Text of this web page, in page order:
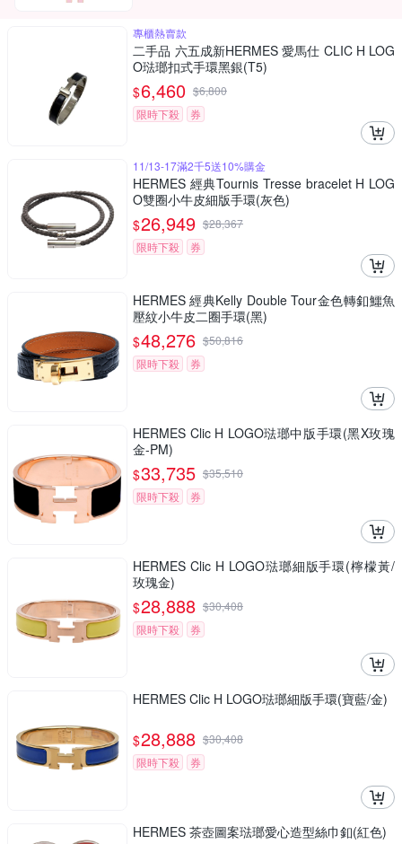
專櫃熱賣款
二手品 六五成新HERMES 愛馬仕 CLIC H LOG
O琺瑯扣式手環黑銀(T5)
$6,460 $6,800
限時下殺
券
11/13-17滿2千5送10%購金
HERMES 經典Tournis Tresse bracelet H LOG
O雙圈小牛皮細版手環(灰色)
$26,949 $28,367
限時下殺
券
HERMES 經典Kelly Double Tour金色轉釦鱷魚
壓紋小牛皮二圈手環(黑)
$48,276 $50,816
限時下殺
券
HERMES Clic H LOGO琺瑯中版手環(黑X玫瑰
金-PM)
$33,735 $35,510
限時下殺
券
HERMES Clic H LOGO琺瑯細版手環(檸檬黃/
玫瑰金)
$28,888 $30,408
限時下殺
券
HERMES Clic H LOGO琺瑯細版手環(寶藍/金)
$28,888 $30,408
限時下殺
券
HERMES 茶壺圖案琺瑯愛心造型絲巾釦(紅色)